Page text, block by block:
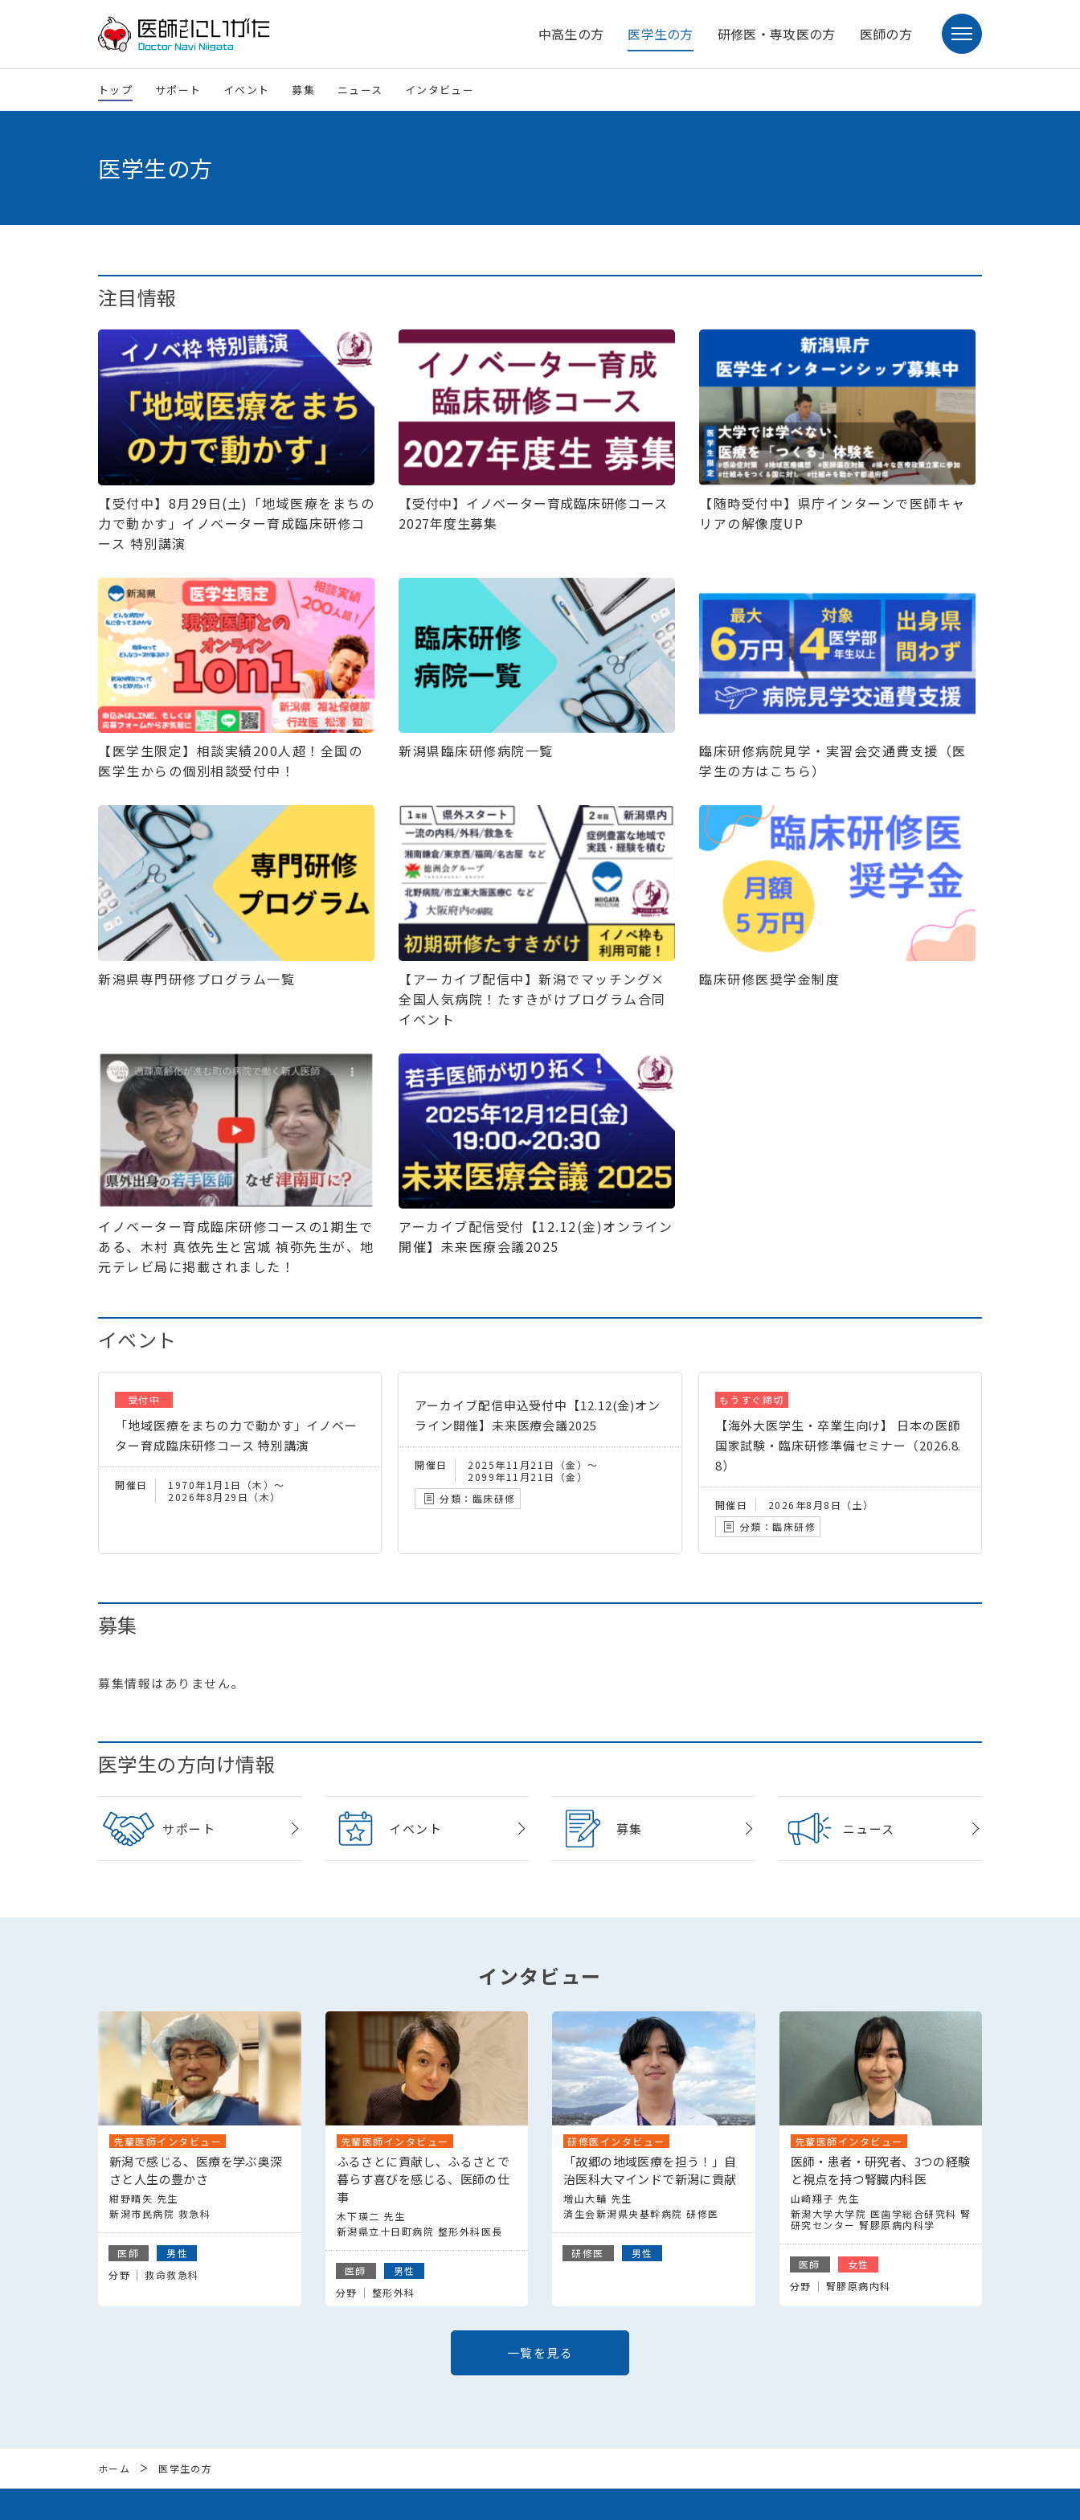
中高生の方 医学生の方 研修医・専攻医の方 医師の方
トップ サポート イベント 募集 ニュース インタビュー
医学生の方
注目情報
【受付中】8月29日(土)「地域医療をまちの
力で動かす」イノベーター育成臨床研修コ
ース 特別講演
【受付中】イノベーター育成臨床研修コース
2027年度生募集
【随時受付中】県庁インターンで医師キャ
リアの解像度UP
【医学生限定】相談実績200人超！全国の
医学生からの個別相談受付中！
新潟県臨床研修病院一覧
臨床研修病院見学・実習会交通費支援（医
学生の方はこちら）
新潟県専門研修プログラム一覧
【アーカイブ配信中】新潟でマッチング×
全国人気病院！たすきがけプログラム合同
イベント
臨床研修医奨学金制度
イノベーター育成臨床研修コースの1期生で
ある、木村 真依先生と宮城 禎弥先生が、地
元テレビ局に掲載されました！
アーカイブ配信受付【12.12(金)オンライン
開催】未来医療会議2025
イベント
受付中
「地域医療をまちの力で動かす」イノベー
ター育成臨床研修コース 特別講演
開催日
1970年1月1日（木）～
2026年8月29日（木）
アーカイブ配信申込受付中【12.12(金)オン
ライン開催】未来医療会議2025
開催日
2025年11月21日（金）～
2099年11月21日（金）
分類：臨床研修
もうすぐ締切
【海外大医学生・卒業生向け】 日本の医師
国家試験・臨床研修準備セミナー（2026.8.
8）
開催日
2026年8月8日（土）
分類：臨床研修
募集
募集情報はありません。
医学生の方向け情報
サポート イベント 募集 ニュース
インタビュー
先輩医師インタビュー
新潟で感じる、医療を学ぶ奥深
さと人生の豊かさ
紺野晴矢 先生
新潟市民病院 救急科
医師
男性
分野
救命救急科
先輩医師インタビュー
ふるさとに貢献し、ふるさとで
暮らす喜びを感じる、医師の仕
事
木下瑛二 先生
新潟県立十日町病院 整形外科医長
医師
男性
分野
整形外科
研修医インタビュー
「故郷の地域医療を担う！」自
治医科大マインドで新潟に貢献
増山大輔 先生
済生会新潟県央基幹病院 研修医
研修医 男性
先輩医師インタビュー
医師・患者・研究者、3つの経験
と視点を持つ腎臓内科医
山崎翔子 先生
新潟大学大学院 医歯学総合研究科 腎
研究センター 腎膠原病内科学
医師
女性
分野
腎膠原病内科
一覧を見る
ホーム 医学生の方